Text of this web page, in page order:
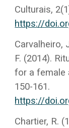
Culturais,
https://
Carvalheiro,
F. (2014).
for a female
150-161.
https://
Chartier, R.